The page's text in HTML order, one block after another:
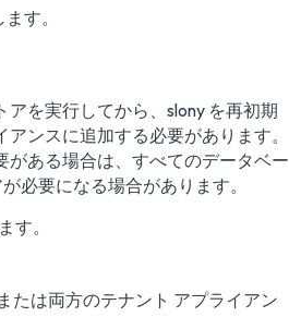
す。
を実行してから、slony を再初期
ンスに追加する必要があります。
がある場合は、すべてのデータベー
必要になる場合があります。
す。
たは両方のテナント アプライアン